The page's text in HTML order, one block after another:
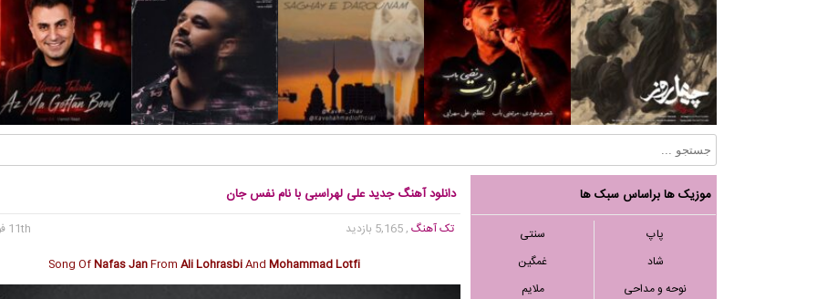
موزیک ها براساس سبک ها
پاپ
سنتی
شاد
غمگین
نوحه و مداحی
ملایم
دانلود آهنگ جدید علی لهراسبی با نام نفس جان
تک آهنگ, 5,165 بازدید
11th فوریه 2020
Song OfNafas JanFromAli LohrasbiAndMohammad Lotfi